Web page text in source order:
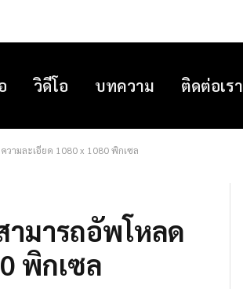
วิดีโอ บทความ ติดต่อเรา
ามละเอียด 1080 x 1080 พิกเซล
ามารถอัพโหลด
พิกเซล